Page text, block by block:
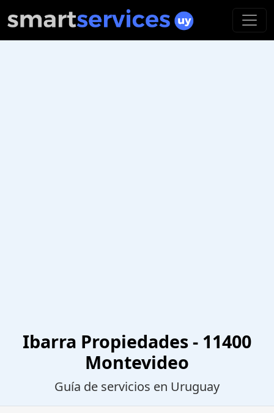
Ibarra Propiedades - 11400
Montevideo
Guía de servicios en Uruguay